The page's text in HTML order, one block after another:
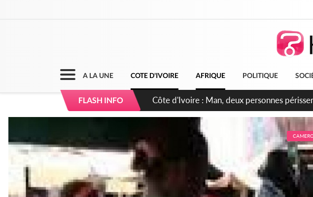
A LA UNE COTE D'IVOIRE AFRIQUE POLITIQUE
FLASH INFO
Côte d'Ivoire : Séileu, la célébration de la
dépigmentants dangereux